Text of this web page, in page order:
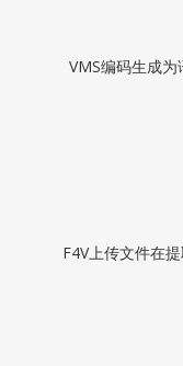
VMS编码生成为
F4V上传文件在